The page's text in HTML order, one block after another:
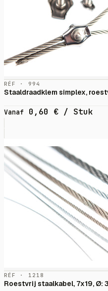
RÉF · 994
Staaldraadklem simplex,
Vanaf 0,60 € / Stuk
RÉF · 1218
Roestvrij staalkabel, 7x19, Ø: